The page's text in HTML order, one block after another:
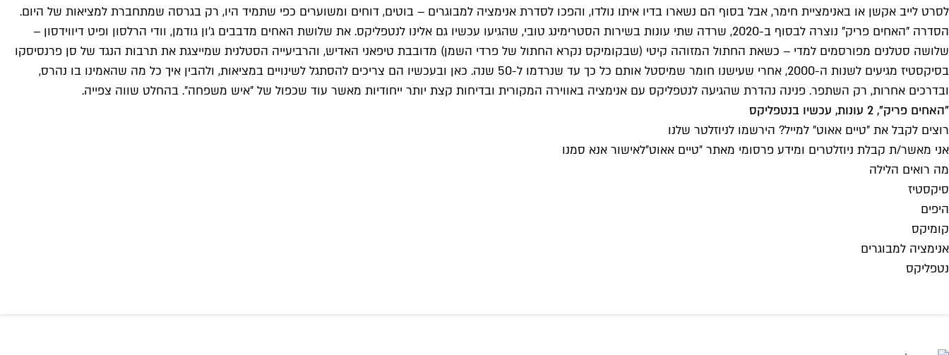
לסרט לייב אקשן או באנימציית חימר, אבל בסוף הם נשארו בדיו איתו נולדו, והפכו לסדרת אנימציה למבוגרים – בוטים, דוחים ומשוערים כפי שתמיד היו, רק בגרסה שמתחברת למציאות של היום.
הסדרה "האחים פריק" נוצרה לבסוף ב-2020, שרדה שתי עונות בשירות הסטרימינג טובי, שהגיעו עכשיו גם אלינו לנטפליקס. את שלושת האחים מדבבים ג'ון גודמן, וודי הרלסון ופיט דיווידסון –
שלושה סטלנים מפורסמים למדי – כשאת החתול המזוהה קיטי (שבקומיקס נקרא החתול של פרדי השמן) מדובבת טיפאני האדיש, והרביעייה הסטלנית שמייצגת את תרבות הנגד של סן פרנסיסקו
בסיקסטיז מגיעים לשנות ה-2000, אחרי שעישנו חומר שמיסטל אותם כל כך עד שנרדמו ל-50 שנה. כאן ובעכשיו הם צריכים להסתגל לשינויים במציאות, ולהבין איך כל מה שהאמינו בו נהרס,
ובדרכים אחרות, רק השתפר. פנינה נהדרת שהגיעה לנטפליקס עם אנימציה באווירה המקורית ובדיחות קצת יותר ייחודיות מאשר עוד שכפול של "איש משפחה". בהחלט שווה צפייה.
"האחים פריק", 2 עונות, עכשיו בנטפליקס
רוצים לקבל את ״טיים אאוט״ למייל? הירשמו לניוזלטר שלנו
אני מאשר/ת קבלת ניוזלטרים ומידע פרסומי מאתר ״טיים אאוט״לאישור אנא סמנו
מה רואים הלילה
סיקסטיז
היפים
קומיקס
אנימציה למבוגרים
נטפליקס